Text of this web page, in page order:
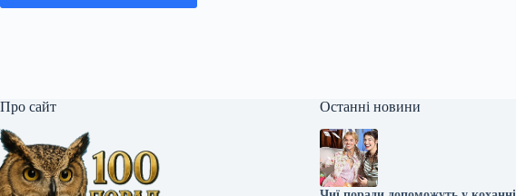
Про сайт Останні новини